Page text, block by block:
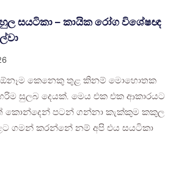
සයටිකා – කායික රෝග විශේෂඥ
කෙනෙකු තුළ කිනම් මොහොතක
සුලබ දෙයක්. මෙය එක එක ආකාරයට
කොන්දෙන් පටන් ගන්නා කැක්කුම කකුල
ගමන් කරන්නේ නම් අපි එය සයටිකා